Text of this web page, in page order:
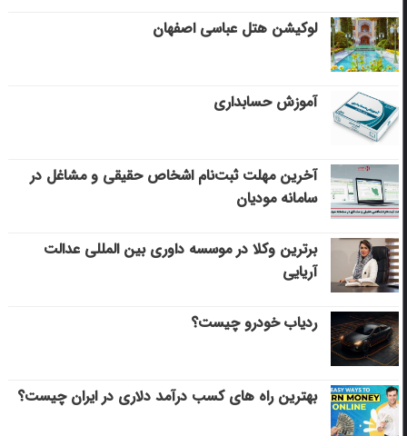
لوکیشن هتل عباسی اصفهان
آموزش حسابداری
آخرین مهلت ثبت‌نام اشخاص حقیقی و مشاغل در
سامانه مودیان
برترین وکلا در موسسه داوری بین المللی عدالت
آریایی
ردیاب خودرو چیست؟
بهترین راه های کسب درآمد دلاری در ایران چیست؟